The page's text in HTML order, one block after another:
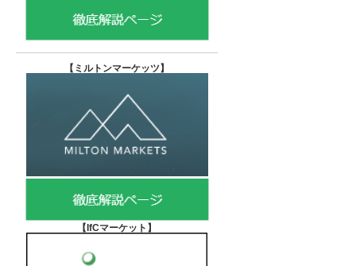
【 ミルトンマーケッツ】
【IfCマーケット 】